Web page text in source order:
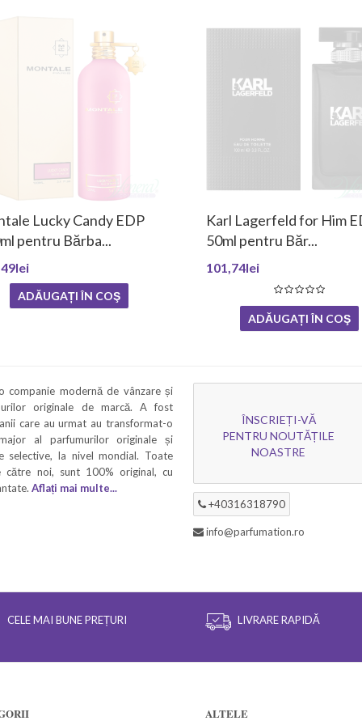
Lucky Candy EDP
pentru Bărba...
ADĂUGAȚI ÎN COŞ
Karl Lagerfeld for Him
50ml pentru Băr...
101,74lei
ADĂUGAȚI ÎN COŞ
companie modernă de vânzare și
originale de marcă. A fost
care au urmat au transformat-o
al parfumurilor originale și
selective, la nivel mondial. Toate
către noi, sunt 100% original, cu
Aflați mai multe...
ÎNSCRIEȚI-VĂ
PENTRU NOUTĂȚILE
NOASTRE
+40316318790
info@parfumation.ro
CELE MAI BUNE PREȚURI LIVRARE RAPIDĂ
ALTELE